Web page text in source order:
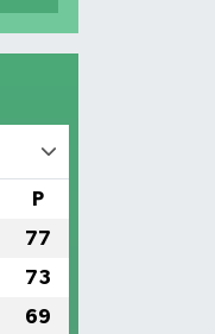
P
77
73
69